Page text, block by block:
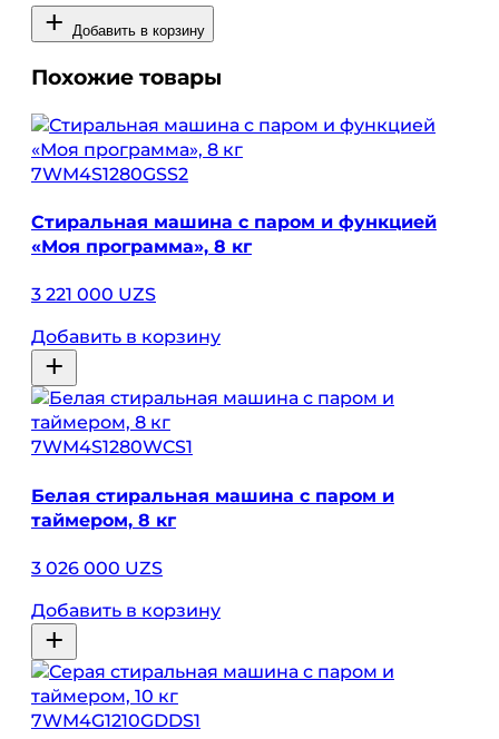
Добавить в корзину
Похожие товары
7WM4S1280GSS2
Стиральная машина с паром и функцией
«Моя программа», 8 кг
3 221 000 UZS
Добавить в корзину
7WM4S1280WCS1
Белая стиральная машина с паром и
таймером, 8 кг
3 026 000 UZS
Добавить в корзину
7WM4G1210GDDS1